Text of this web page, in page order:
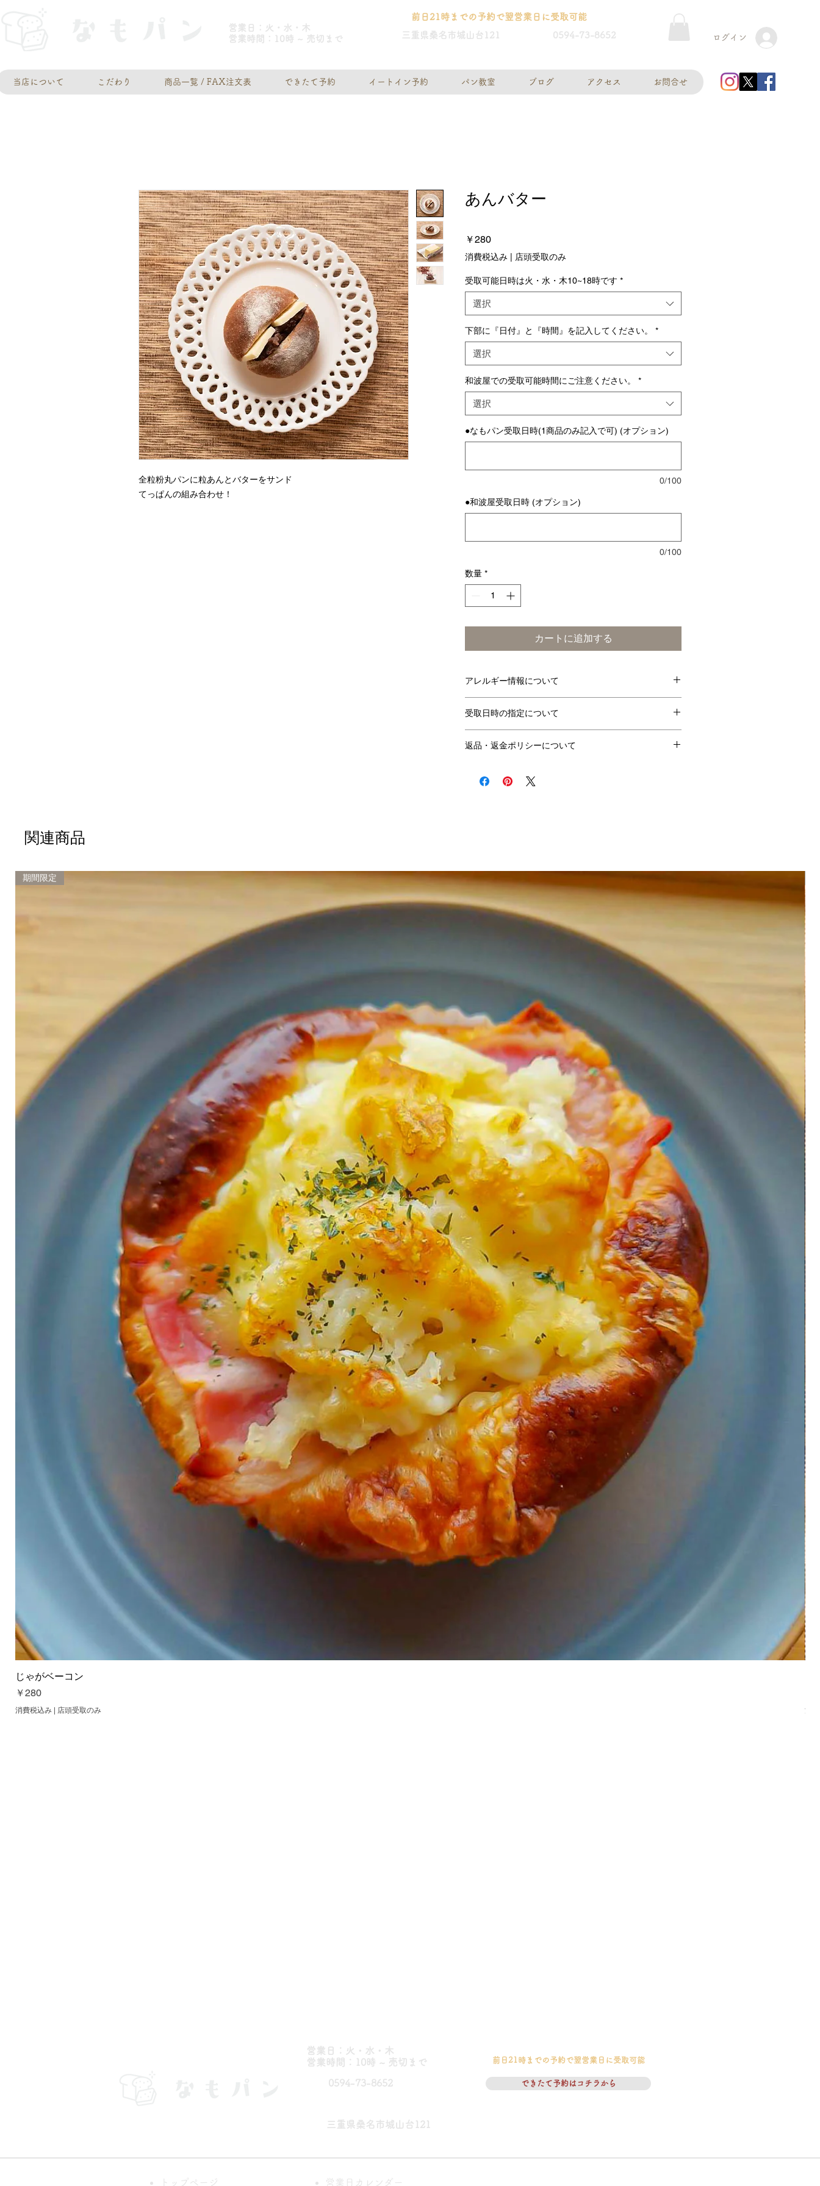
営業日：火・水・木
​営業時間：10時 ~ 売切まで
前日21時までの予約で翌営業日に受取可能
三重県桑名市城山台121
0594-73-8652 ログイン
当店について こだわり 商品一覧 / FAX注文表 できたて予約 イートイン予約 パン教室 ブログ アクセス お問合せ
全粒粉丸パンに粒あんとバターをサンド
てっぱんの組み合わせ！
あんバター
￥280価
格
消費税込み 店頭受取のみ
受取可能日時は火・水・木10~18時です *
選択
下部に『日付』と『時間』を記入してください。 *
選択
和波屋での受取可能時間にご注意ください。 *
選択
●なもパン受取日時(1商品のみ記入で可) (オプション)
0/100
●和波屋受取日時 (オプション)
0/100
数量 *
カートに追加する
アレルギー情報について
小麦 乳 卵
受取日時の指定について
す。
ております。
営業日：火・水・木（10時〜売切れまで）
返品・返金ポリシーについて
せて頂きます。 ご注文頂いた商品に品間違えや不良
金の対象外とさせて頂く場合がございますので、ご
了承お願い致します。
関連商品
期間限定
じゃがベーコン
価格
￥280
消費税込み 店頭受取のみ 消
前日21時までの予約で翌営業日に受取可能
できたて予約はコチラから
営業日：火・水・木
​営業時間：10時 ~ 売切まで
0594-73-8652
三重県桑名市城山台121
トップページ 営業日カレンダー